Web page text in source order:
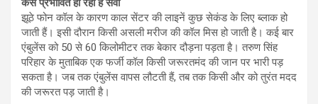
कैसे प्रभावित हो रही है सेवा
झूठे फोन कॉल के कारण काल सेंटर की लाइनें कुछ सेकंड के लिए ब्लाक हो
जाती हैं। इसी दौरान किसी असली मरीज की कॉल मिस हो जाती है। कई बार
एंबुलेंस को 50 से 60 किलोमीटर तक बेकार दौड़ना पड़ता है। तरुण सिंह
परिहार के मुताबिक एक फर्जी कॉल किसी जरूरतमंद की जान पर भारी पड़
सकता है। जब तक एंबुलेंस वापस लौटती हैं, तब तक किसी और को तुरंत मदद
की जरूरत पड़ जाती है।